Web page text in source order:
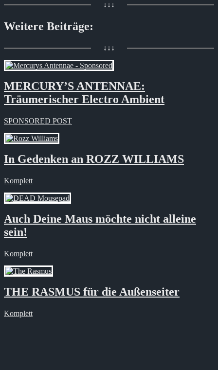
↓↓↓
Weitere Beiträge:
↓↓↓
MERCURY’S ANTENNAE:
Träumerischer Electro Ambient
SPONSORED POST
In Gedenken an ROZZ WILLIAMS
Komplett
Auch Deine Maus möchte nicht alleine
sein!
Komplett
THE RASMUS für die Außenseiter
Komplett